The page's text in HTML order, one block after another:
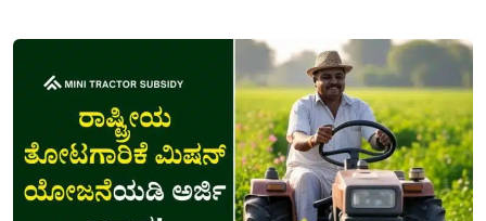
subsidy) ಪಡೆಯಬಹುದು? ಹಾಗೂ ಘಟಕವಾರು...